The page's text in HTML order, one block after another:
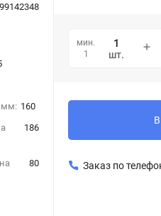
мм: 160
186
80
мин.
1
шт.
Заказ по